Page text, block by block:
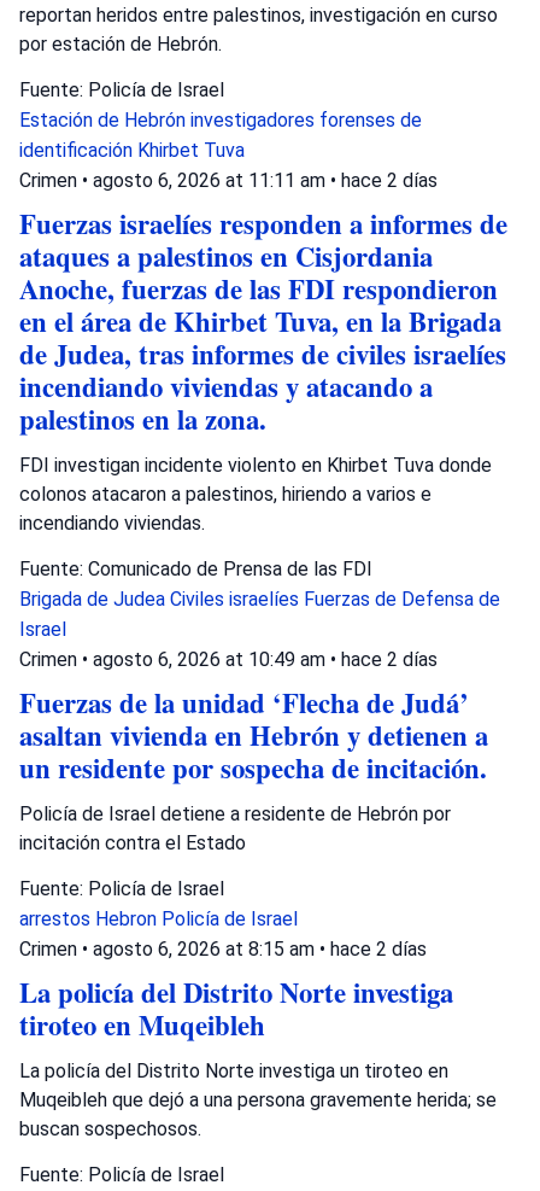
reportan heridos entre palestinos, investigación en curso
por estación de Hebrón.
Fuente: Policía de Israel
Estación de Hebrón investigadores forenses de
identificación Khirbet Tuva
Crimen • agosto 6, 2026 at 11:11 am • hace 2 días
Fuerzas israelíes responden a informes de
ataques a palestinos en Cisjordania
Anoche, fuerzas de las FDI respondieron
en el área de Khirbet Tuva, en la Brigada
de Judea, tras informes de civiles israelíes
incendiando viviendas y atacando a
palestinos en la zona.
FDI investigan incidente violento en Khirbet Tuva donde
colonos atacaron a palestinos, hiriendo a varios e
incendiando viviendas.
Fuente: Comunicado de Prensa de las FDI
Brigada de Judea Civiles israelíes Fuerzas de Defensa de
Israel
Crimen • agosto 6, 2026 at 10:49 am • hace 2 días
Fuerzas de la unidad ‘Flecha de Judá’
asaltan vivienda en Hebrón y detienen a
un residente por sospecha de incitación.
Policía de Israel detiene a residente de Hebrón por
incitación contra el Estado
Fuente: Policía de Israel
arrestos Hebron Policía de Israel
Crimen • agosto 6, 2026 at 8:15 am • hace 2 días
La policía del Distrito Norte investiga
tiroteo en Muqeibleh
La policía del Distrito Norte investiga un tiroteo en
Muqeibleh que dejó a una persona gravemente herida; se
buscan sospechosos.
Fuente: Policía de Israel